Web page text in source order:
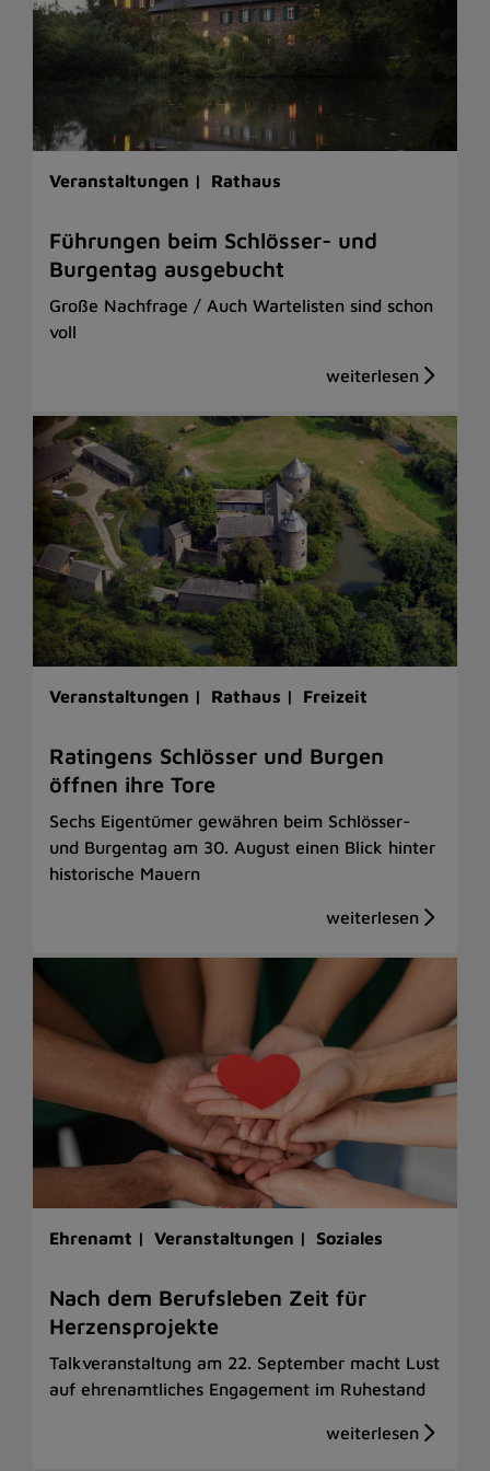
Veranstaltungen | Rathaus
Führungen beim Schlösser- und
Burgentag ausgebucht
Große Nachfrage / Auch Wartelisten sind schon
voll
Veranstaltungen | Rathaus | Freizeit
Ratingens Schlösser und Burgen
öffnen ihre Tore
Sechs Eigentümer gewähren beim Schlösser-
und Burgentag am 30. August einen Blick hinter
historische Mauern
Ehrenamt | Veranstaltungen | Soziales
Nach dem Berufsleben Zeit für
Herzensprojekte
Talkveranstaltung am 22. September macht Lust
auf ehrenamtliches Engagement im Ruhestand